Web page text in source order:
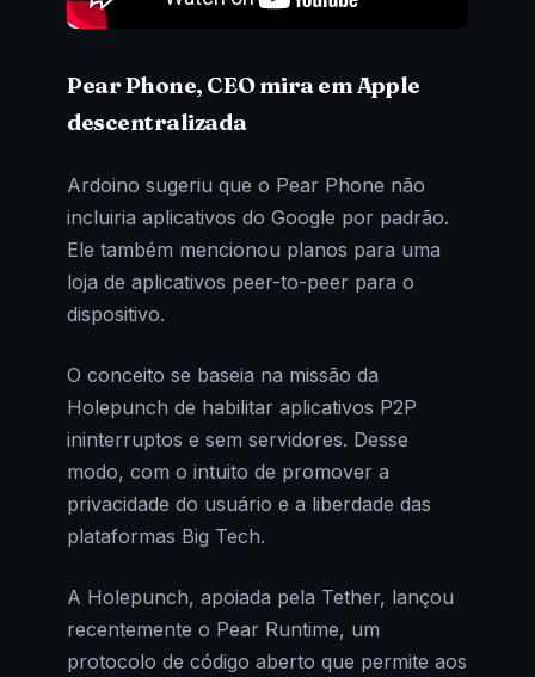
Pear Phone, CEO mira em Apple
descentralizada
Ardoino sugeriu que o Pear Phone não
incluiria aplicativos do Google por padrão.
Ele também mencionou planos para uma
loja de aplicativos peer-to-peer para o
dispositivo.
O conceito se baseia na missão da
Holepunch de habilitar aplicativos P2P
ininterruptos e sem servidores. Desse
modo, com o intuito de promover a
privacidade do usuário e a liberdade das
plataformas Big Tech.
A Holepunch, apoiada pela Tether, lançou
recentemente o Pear Runtime, um
protocolo de código aberto que permite aos